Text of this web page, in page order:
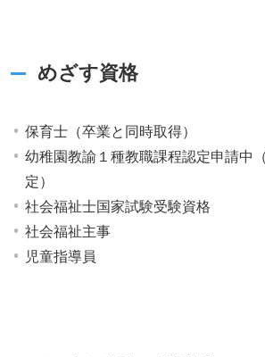
めざす資格
保育士（卒業と同時取得）
幼稚園教諭１種教職課程認定申請中
定）
社会福祉士国家試験受験資格
社会福祉主事
児童指導員